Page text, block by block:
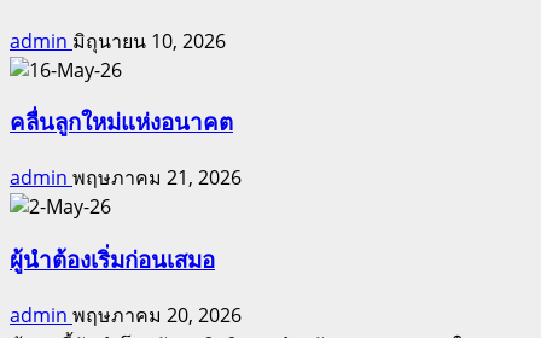
admin มิถุนายน 10, 2026
คลื่นลูกใหม่แห่งอนาคต
admin พฤษภาคม 21, 2026
ผู้นำต้องเริ่มก่อนเสมอ
admin พฤษภาคม 20, 2026